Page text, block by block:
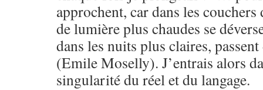
approchent, car dans les
de lumière plus chaudes se
dans les nuits plus claires,
(Emile Moselly). J’entrais alors
singularité du réel et du langage.